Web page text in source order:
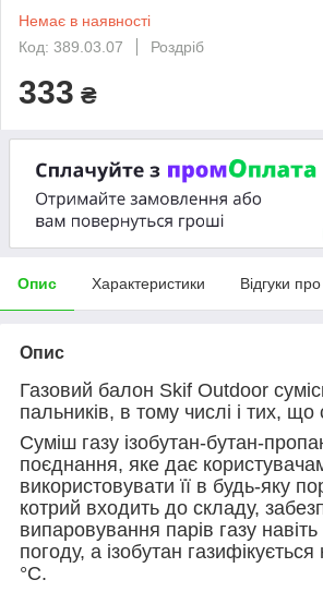
Немає в наявності
Код: 389.03.07
Роздріб
333 ₴
Опис Характеристики Відгуки
Опис
Газовий балон Skif Outdoor
пальників, в тому числі і тих,
Суміш газу ізобутан-бутан-
поєднання, яке дає
використовувати її в будь-яку
котрий входить до складу,
випаровування парів газу
погоду, а ізобутан
°С.